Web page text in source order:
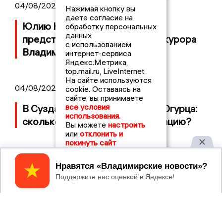
04/08/2026 11:36
Юлию Калистову официально
представили в должности прокурора
Владимирской области
04/08/2026 09:01
В Суздале прошёл Фестиваль Огурца:
сколько потратили на организацию?
ВЛАДИМИРСКИЕ
Нажимая кнопку вы
даете согласие на
обработку персональных
данных
с использованием
интернет-сервиса
Яндекс.Метрика,
top.mail.ru, LiveInternet.
На сайте используются
cookie. Оставаясь на
сайте, вы принимаете
все условия
использования.
Вы можете настроить
или отклонить и
покинуть сайт
Принять